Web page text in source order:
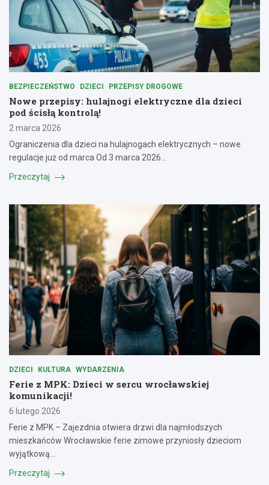
BEZPIECZEŃSTWO DZIECI PRZEPISY DROGOWE
Nowe przepisy: hulajnogi elektryczne dla dzieci
pod ścisłą kontrolą!
2 marca 2026
Ograniczenia dla dzieci na hulajnogach elektrycznych – nowe
regulacje już od marca Od 3 marca 2026…
Przeczytaj
DZIECI KULTURA WYDARZENIA
Ferie z MPK: Dzieci w sercu wrocławskiej
komunikacji!
6 lutego 2026
Ferie z MPK – Zajezdnia otwiera drzwi dla najmłodszych
mieszkańców Wrocławskie ferie zimowe przyniosły dzieciom
wyjątkową…
Przeczytaj